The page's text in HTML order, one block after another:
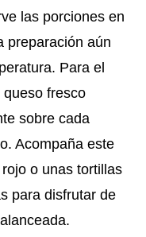
las porciones en
preparación aún
Para el
fresco
sobre cada
Acompaña este
o unas tortillas
para disfrutar de